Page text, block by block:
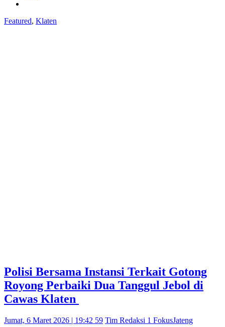
Featured, Klaten
Polisi Bersama Instansi Terkait Gotong
Royong Perbaiki Dua Tanggul Jebol di
Cawas Klaten
Jumat, 6 Maret 2026 | 19:42 59 Tim Redaksi 1 FokusJateng